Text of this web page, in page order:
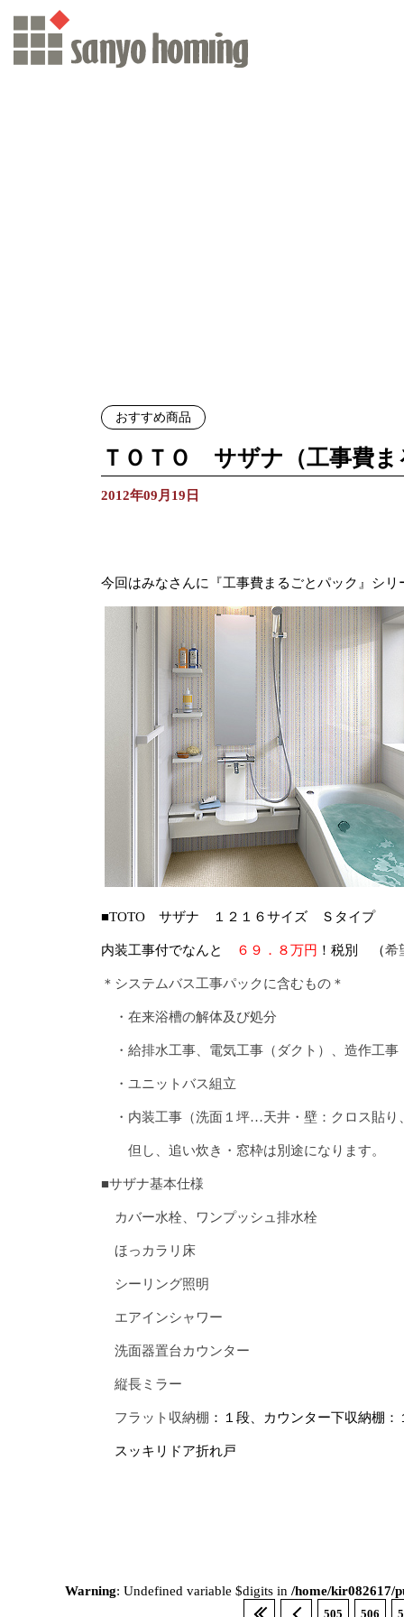
おすすめ商品
ＴＯＴＯ サザナ（工事費ま
2012年09月19日
今回はみなさんに『工事費まるごとパック』シリ
■TOTO サザナ １２１６サイズ Ｓタイプ
内装工事付でなんと ６９．８万円 ！税別 （希
＊システムバス工事パックに含むもの＊
・在来浴槽の解体及び処分
・給排水工事、電気工事（ダクト）、造作工事
・ユニットバス組立
・内装工事（洗面１坪…天井・壁：クロス貼り
但し、追い炊き・窓枠は別途になります。
■サザナ基本仕様
カバー水栓、ワンプッシュ排水栓
ほっカラリ床
シーリング照明
エアインシャワー
洗面器置台カウンター
縦長ミラー
フラット収納棚 ：１段、カウンター下収納棚：
スッキリドア折れ戸
Warning: Undefined variable $digits in /home/kir082617/
505 506